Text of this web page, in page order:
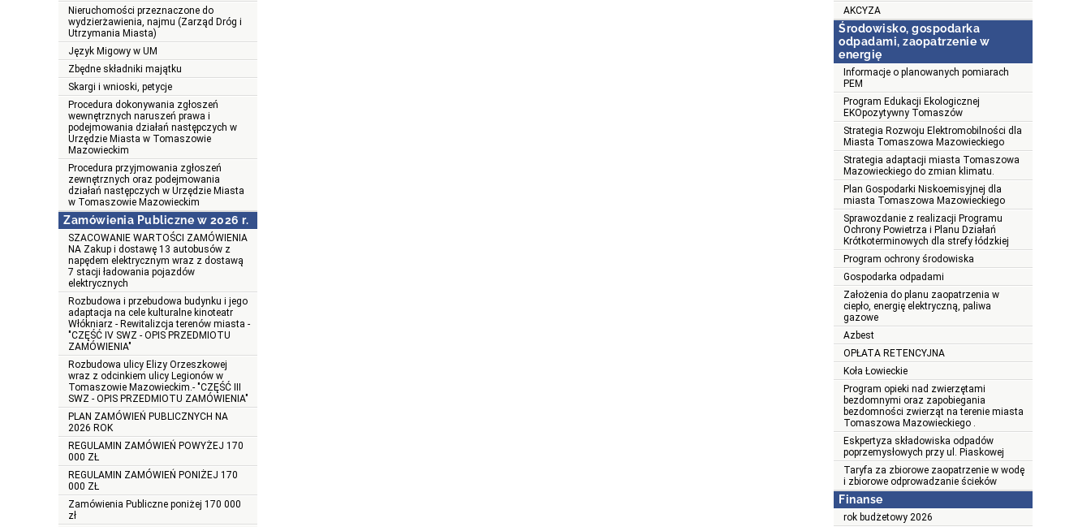
Nieruchomości przeznaczone do
wydzierżawienia, najmu (Zarząd Dróg i
Utrzymania Miasta)
Język Migowy w UM
Zbędne składniki majątku
Skargi i wnioski, petycje
Procedura dokonywania zgłoszeń
wewnętrznych naruszeń prawa i
podejmowania działań następczych w
Urzędzie Miasta w Tomaszowie
Mazowieckim
Procedura przyjmowania zgłoszeń
zewnętrznych oraz podejmowania
działań następczych w Urzędzie Miasta
w Tomaszowie Mazowieckim
Zamówienia Publiczne w 2026 r.
SZACOWANIE WARTOŚCI ZAMÓWIENIA
NA Zakup i dostawę 13 autobusów z
napędem elektrycznym wraz z dostawą
7 stacji ładowania pojazdów
elektrycznych
Rozbudowa i przebudowa budynku i jego
adaptacja na cele kulturalne kinoteatr
Włókniarz - Rewitalizcja terenów miasta -
"CZĘŚĆ IV SWZ - OPIS PRZEDMIOTU
ZAMÓWIENIA"
Rozbudowa ulicy Elizy Orzeszkowej
wraz z odcinkiem ulicy Legionów w
Tomaszowie Mazowieckim.- "CZĘŚĆ III
SWZ - OPIS PRZEDMIOTU ZAMÓWIENIA"
PLAN ZAMÓWIEŃ PUBLICZNYCH NA
2026 ROK
REGULAMIN ZAMÓWIEŃ POWYŻEJ 170
000 ZŁ
REGULAMIN ZAMÓWIEŃ PONIŻEJ 170
000 ZŁ
Zamówienia Publiczne poniżej 170 000
zł
AKCYZA
Środowisko, gospodarka
odpadami, zaopatrzenie w
energię
Informacje o planowanych pomiarach
PEM
Program Edukacji Ekologicznej
EKOpozytywny Tomaszów
Strategia Rozwoju Elektromobilności dla
Miasta Tomaszowa Mazowieckiego
Strategia adaptacji miasta Tomaszowa
Mazowieckiego do zmian klimatu.
Plan Gospodarki Niskoemisyjnej dla
miasta Tomaszowa Mazowieckiego
Sprawozdanie z realizacji Programu
Ochrony Powietrza i Planu Działań
Krótkoterminowych dla strefy łódzkiej
Program ochrony środowiska
Gospodarka odpadami
Założenia do planu zaopatrzenia w
ciepło, energię elektryczną, paliwa
gazowe
Azbest
OPŁATA RETENCYJNA
Koła Łowieckie
Program opieki nad zwierzętami
bezdomnymi oraz zapobiegania
bezdomności zwierząt na terenie miasta
Tomaszowa Mazowieckiego .
Eskpertyza składowiska odpadów
poprzemysłowych przy ul. Piaskowej
Taryfa za zbiorowe zaopatrzenie w wodę
i zbiorowe odprowadzanie ścieków
Finanse
rok budżetowy 2026